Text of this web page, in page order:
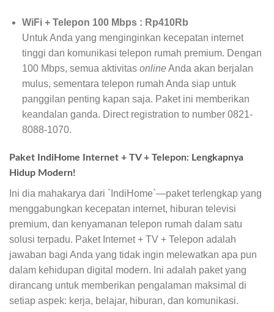
WiFi + Telepon 100 Mbps : Rp410Rb
Untuk Anda yang menginginkan kecepatan internet
tinggi dan komunikasi telepon rumah premium. Dengan
100 Mbps, semua aktivitas onlineAnda akan berjalan
mulus, sementara telepon rumah Anda siap untuk
panggilan penting kapan saja. Paket ini memberikan
keandalan ganda. Direct registration to number 0821-
8088-1070.
Paket IndiHome Internet + TV + Telepon: Lengkapnya
Hidup Modern!
Ini dia mahakarya dari `IndiHome`—paket terlengkap yang
menggabungkan kecepatan internet, hiburan televisi
premium, dan kenyamanan telepon rumah dalam satu
solusi terpadu. Paket Internet + TV + Telepon adalah
jawaban bagi Anda yang tidak ingin melewatkan apa pun
dalam kehidupan digital modern. Ini adalah paket yang
dirancang untuk memberikan pengalaman maksimal di
setiap aspek: kerja, belajar, hiburan, dan komunikasi.